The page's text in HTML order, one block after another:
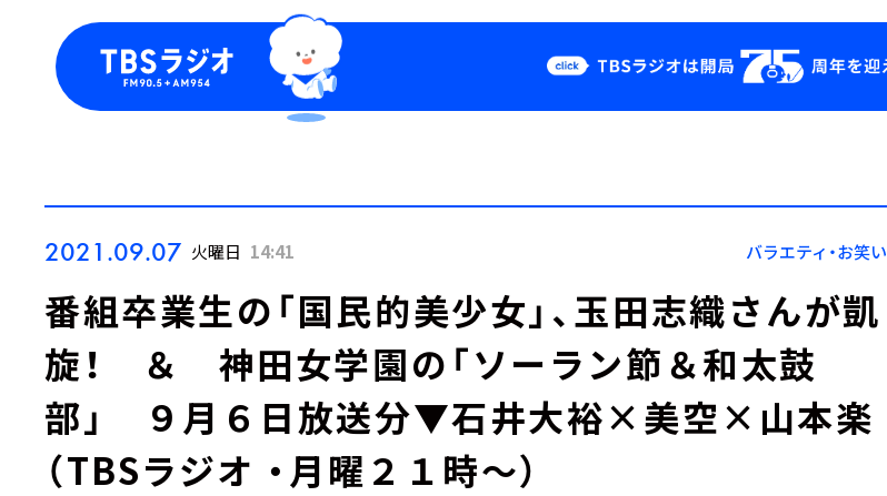
Podcast
YouTube
会社情報
2021.09.07 火曜日 14:41 バラエティ・お笑い
番組卒業生の「国民的美少女」、玉田志織さんが凱
旋！ ＆ 神田女学園の「ソーラン節＆和太鼓
部」 ９月６日放送分▼石井大裕×美空×山本楽
（TBSラジオ ・月曜２１時～）